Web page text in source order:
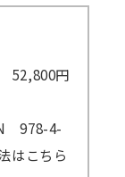
円
978-4-
はこちら